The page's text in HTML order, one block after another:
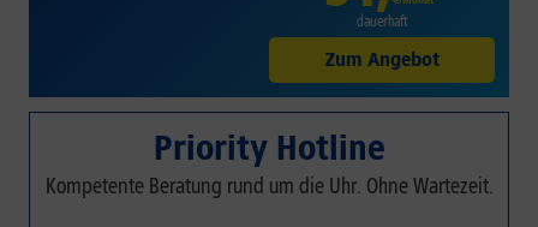
dauerhaft
Zum Angebot
Priority Hotline
Kompetente Beratung rund um die Uhr. Ohne Wartezeit.